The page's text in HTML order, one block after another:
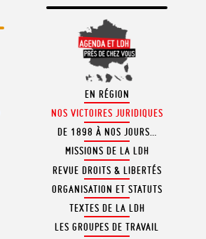
EN RÉGION
NOS VICTOIRES JURIDIQUES
DE 1898 À NOS JOURS…
MISSIONS DE LA LDH
REVUE DROITS & LIBERTÉS
ORGANISATION ET STATUTS
TEXTES DE LA LDH
LES GROUPES DE TRAVAIL